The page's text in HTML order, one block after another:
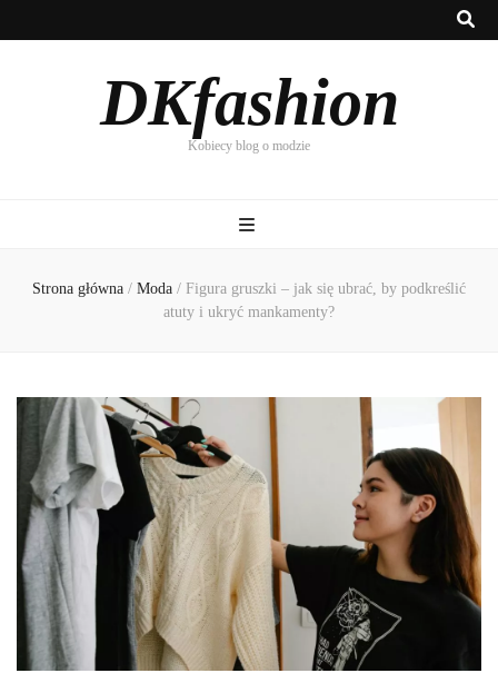
DKfashion
Kobiecy blog o modzie
Strona główna / Moda / Figura gruszki – jak się ubrać, by podkreślić
atuty i ukryć mankamenty?